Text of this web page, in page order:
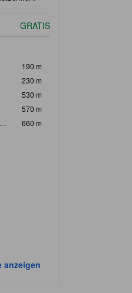
GRATIS
190 m
230 m
530 m
570 m
Bệnh viện Chỉnh hình - Phục hồi chức năng
660 m
anzeigen